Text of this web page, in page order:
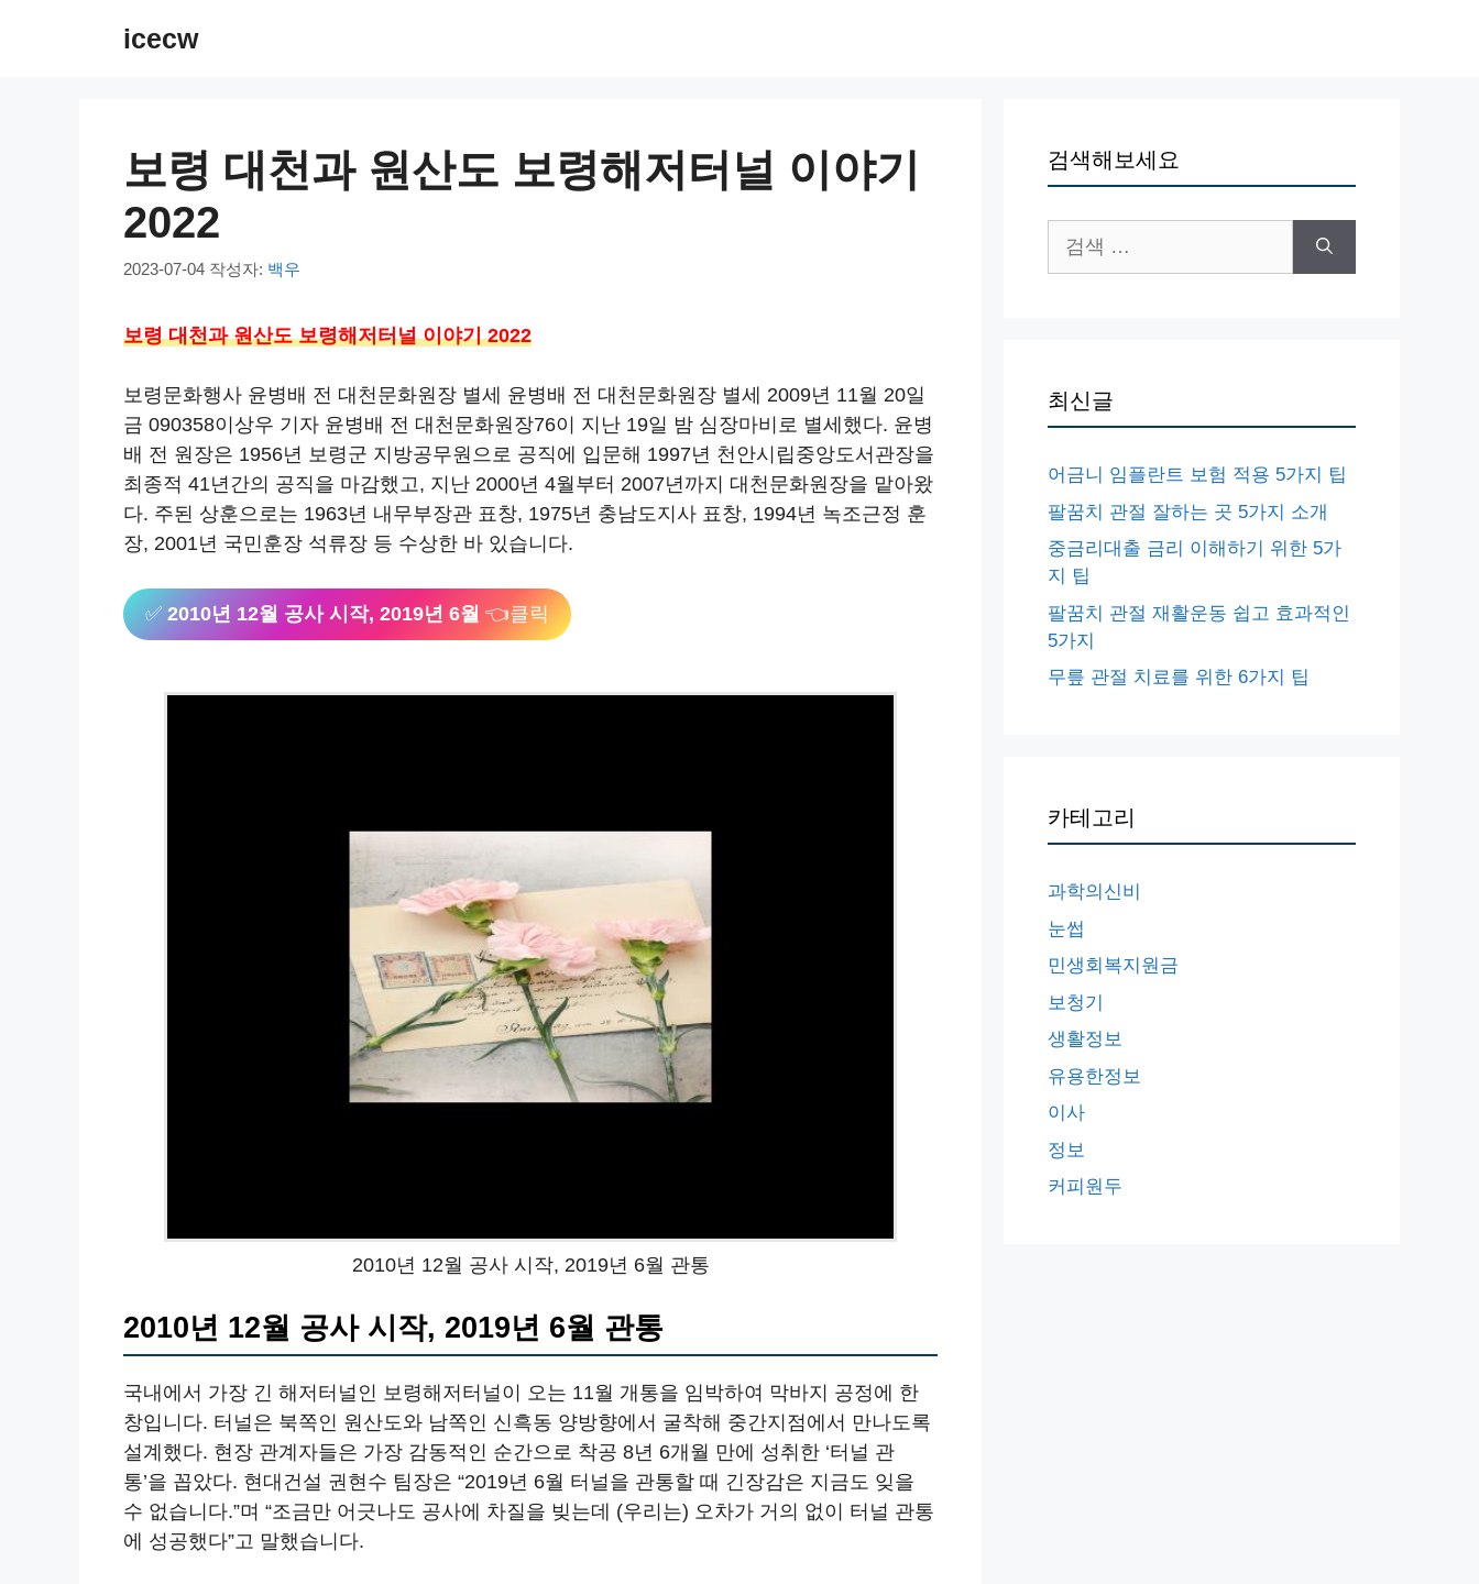
icecw
보령 대천과 원산도 보령해저터널 이야기
2022
2023-07-04 작성자: 백우
보령 대천과 원산도 보령해저터널 이야기 2022
보령문화행사 윤병배 전 대천문화원장 별세 윤병배 전 대천문화원장 별세 2009년 11월 20일
금 090358이상우 기자 윤병배 전 대천문화원장76이 지난 19일 밤 심장마비로 별세했다. 윤병
배 전 원장은 1956년 보령군 지방공무원으로 공직에 입문해 1997년 천안시립중앙도서관장을
최종적 41년간의 공직을 마감했고, 지난 2000년 4월부터 2007년까지 대천문화원장을 맡아왔
다. 주된 상훈으로는 1963년 내무부장관 표창, 1975년 충남도지사 표창, 1994년 녹조근정 훈
장, 2001년 국민훈장 석류장 등 수상한 바 있습니다.
✅ 2010년 12월 공사 시작, 2019년 6월 👈클릭
2010년 12월 공사 시작, 2019년 6월 관통
2010년 12월 공사 시작, 2019년 6월 관통
국내에서 가장 긴 해저터널인 보령해저터널이 오는 11월 개통을 임박하여 막바지 공정에 한
창입니다. 터널은 북쪽인 원산도와 남쪽인 신흑동 양방향에서 굴착해 중간지점에서 만나도록
설계했다. 현장 관계자들은 가장 감동적인 순간으로 착공 8년 6개월 만에 성취한 ‘터널 관
통’을 꼽았다. 현대건설 권현수 팀장은 “2019년 6월 터널을 관통할 때 긴장감은 지금도 잊을
수 없습니다.”며 “조금만 어긋나도 공사에 차질을 빚는데 (우리는) 오차가 거의 없이 터널 관통
에 성공했다”고 말했습니다.
검색해보세요
색:
최신글
어금니 임플란트 보험 적용 5가지 팁
팔꿈치 관절 잘하는 곳 5가지 소개
중금리대출 금리 이해하기 위한 5가
지 팁
팔꿈치 관절 재활운동 쉽고 효과적인
5가지
무릎 관절 치료를 위한 6가지 팁
카테고리
과학의신비
눈썹
민생회복지원금
보청기
생활정보
유용한정보
이사
정보
커피원두